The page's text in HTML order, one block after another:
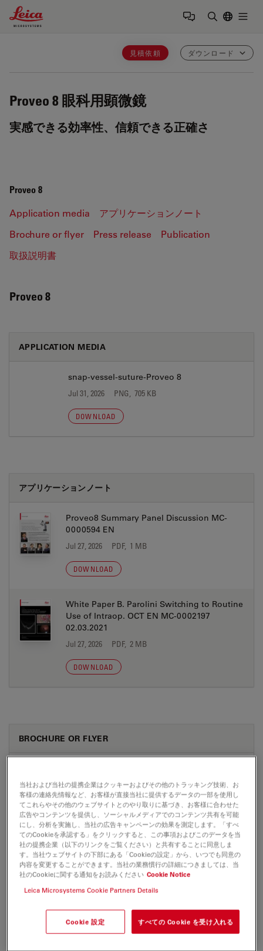
Leica Microsystems Logo
見積依頼 ダウンロード
Proveo 8 眼科用顕微鏡
実感できる効率性、信頼できる正確さ
Proveo 8
Application media
アプリケーションノート
Brochure or flyer
Press release
Publication
取扱説明書
Proveo 8
APPLICATION MEDIA
snap-vessel-suture-Proveo 8
Jul 31, 2026 PNG, 705 KB
DOWNLOAD
アプリケーションノート
Proveo8 Summary Panel Discussion MC-
0000594 EN
Jul 27, 2026 PDF, 1 MB
DOWNLOAD
White Paper B. Parolini Switching to Routine
Use of Intraop. OCT EN MC-0002197
02.03.2021
Jul 27, 2026 PDF, 2 MB
DOWNLOAD
BROCHURE OR FLYER
Jul 27, 2026 PDF, 691 KB
DOWNLOAD
Ophthalmology WE+ Service Flyer EN Web
MC-0006582 23.02.24
Jul 27, 2026 PDF, 2 MB
DOWNLOAD
Proveo 8 with built-in EnFocus Brochure MC-
当社および当社の提携企業はクッキーおよびその他のトラッキング技術、お
客様の連絡先情報など、お客様が直接当社に提供するデータの一部を使用し
てこれらやその他のウェブサイトとのやり取りに基づき、お客様に合わせた
広告やコンテンツを提供し、ソーシャルメディアでのコンテンツ共有を可能
にし、分析を実施し、当社の広告キャンペーンの効果を測定します。「すべ
てのCookieを承認する」をクリックすると、この事項およびこのデータを当
社の提携企業（以下のリンクをご覧ください）と共有することに同意しま
す。当社ウェブサイトの下部にある「Cookieの設定」から、いつでも同意の
内容を変更することができます。当社の業務慣行の詳細につきましては、当
社のCookieに関する通知をお読みください Cookie Notice
Leica Microsystems Cookie Partners Details
Cookie 設定 すべての Cookie を受け入れる